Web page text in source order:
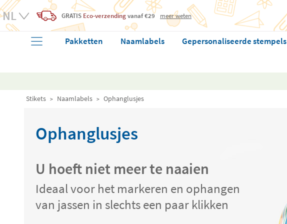
GRATIS Eco-verzendingvanaf €29 meer weten
Pakketten Naamlabels Gepersonaliseerde stempels
Stikets Naamlabels Ophanglusjes
Ophanglusjes
U hoeft niet meer te naaien
Ideaal voor het markeren en ophangen
van jassen in slechts een paar klikken